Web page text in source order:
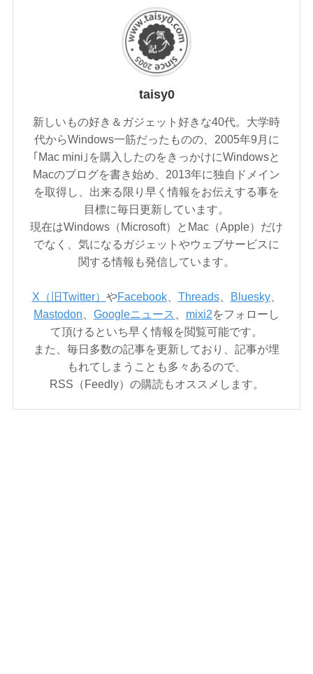
taisy0
新しいもの好き＆ガジェット好きな40代。大学時
代からWindows一筋だったものの、2005年9月に
｢Mac mini｣を購入したのをきっかけにWindowsと
Macのブログを書き始め、2013年に独自ドメイン
を取得し、出来る限り早く情報をお伝えする事を
目標に毎日更新しています。
現在はWindows（Microsoft）とMac（Apple）だけ
でなく、気になるガジェットやウェブサービスに
関する情報も発信しています。
X（旧Twitter） やFacebook、 Threads、 Bluesky、
Mastodon
Googleニュース mixi2をフォローし
て頂けるといち早く情報を閲覧可能です。
また、毎日多数の記事を更新しており、記事が埋
もれてしまうことも多々あるので、
RSS（Feedly）の購読もオススメします。